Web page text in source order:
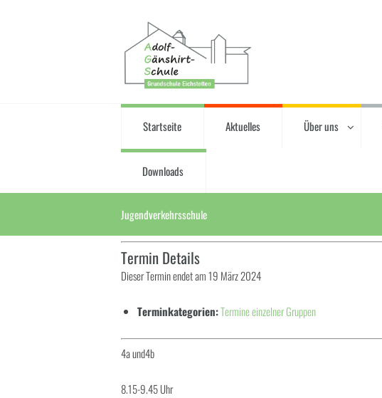
Startseite Aktuelles Über uns
Downloads
Jugendverkehrsschule
Termin Details
Dieser Termin endet am 19 März 2024
Terminkategorien:Termine einzelner Gruppen
4a und4b
8.15-9.45 Uhr